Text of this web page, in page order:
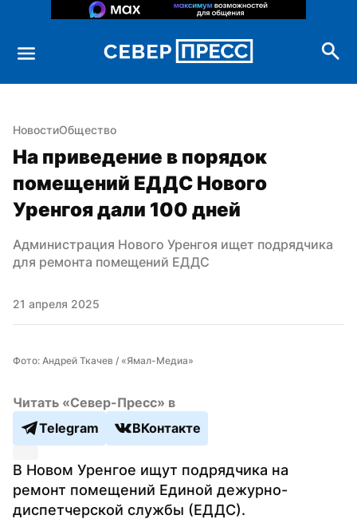
НовостиОбщество
На приведение в порядок
помещений ЕДДС Нового
Уренгоя дали 100 дней
Администрация Нового Уренгоя ищет подрядчика
для ремонта помещений ЕДДС
21 апреля 2025
Фото: Андрей Ткачев / «Ямал-Медиа»
Читать «Север-Пресс» в
Telegram
ВКонтакте
В Новом Уренгое ищут подрядчика на
ремонт помещений Единой дежурно-
диспетчерской службы (ЕДДС).